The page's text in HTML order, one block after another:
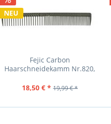
NEU
Fejic Carbon
Haarschneidekamm Nr.820,
18,50 € * 19,99 € *